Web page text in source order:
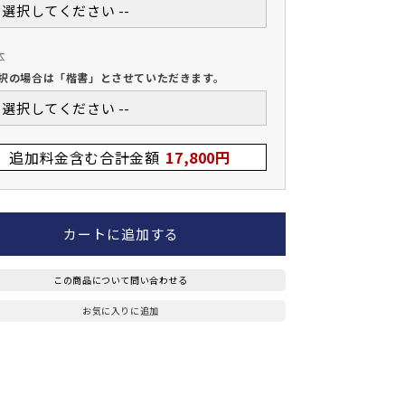
択してください --
の場合は「楷書」とさせていただきます。
択してください --
追加料金含む合計金額 17,800円
カートに追加する
この商品について問い合わせる
お気に入りに追加